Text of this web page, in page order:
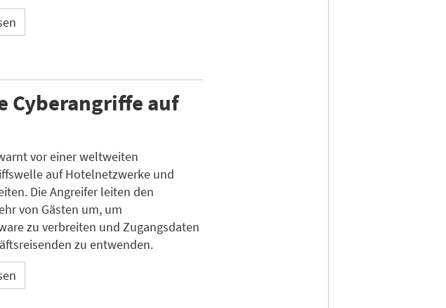
Cyberangriffe auf
vor einer weltweiten
auf Hotelnetzwerke und
Die Angreifer leiten den
von Gästen um, um
zu verbreiten und Zugangsdaten
zu entwenden.